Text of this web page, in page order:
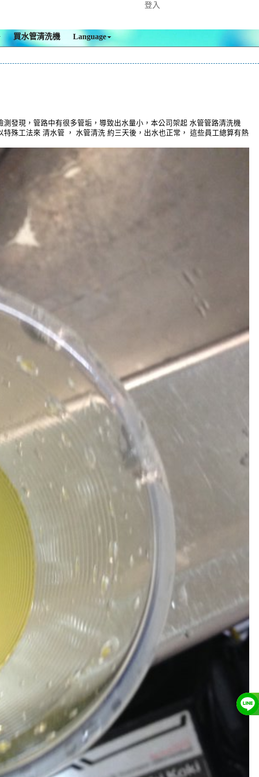
登入
買水管清洗機 Language
發現，管路中有很多管垢，導致出水量小，本公司架起 水管管路清洗機
殊工法來 清水管 ， 水管清洗 約三天後，出水也正常， 這些員工總算有熱